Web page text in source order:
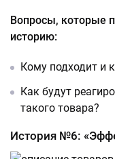
Вопросы, которые
историю:
Кому подходит и
Как будут
такого товара?
История №6: